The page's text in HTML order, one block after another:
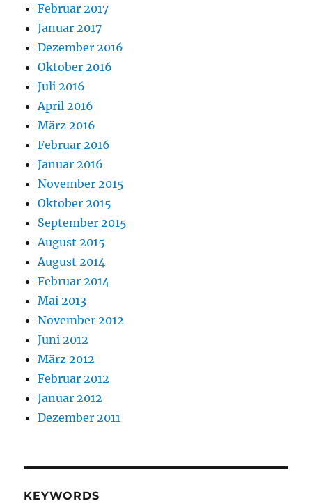
Februar 2017
Januar 2017
Dezember 2016
Oktober 2016
Juli 2016
April 2016
März 2016
Februar 2016
Januar 2016
November 2015
Oktober 2015
September 2015
August 2015
August 2014
Februar 2014
Mai 2013
November 2012
Juni 2012
März 2012
Februar 2012
Januar 2012
Dezember 2011
KEYWORDS